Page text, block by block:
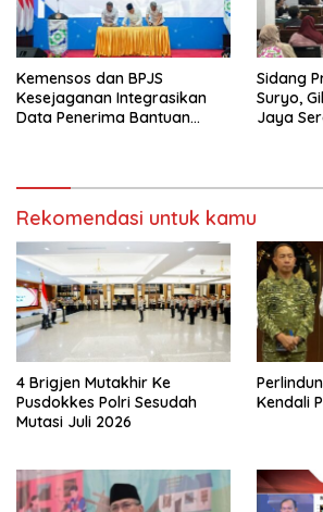
Kemensos dan BPJS
Kesejaganan Integrasikan
Data Penerima Bantuan
Sidang
Suryo,
Jaya
Rekomendasi untuk kamu
4 Brigjen Mutakhir Ke
Pusdokkes Polri Sesudah
Mutasi Juli 2026
Kendali